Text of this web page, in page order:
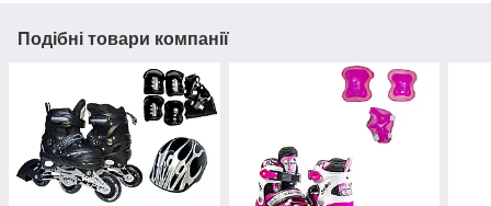
Подібні товари компанії